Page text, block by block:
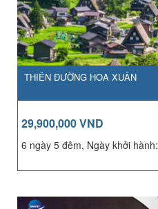
THIÊN ĐƯỜNG HOA XUÂN
29,900,000 VND
6 ngày 5 đêm, Ngày khởi hành: